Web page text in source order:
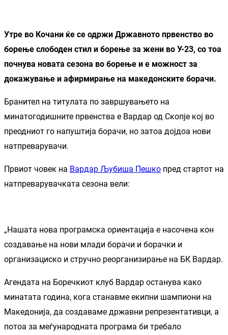
Утре во Кочани ќе се одржи Државното првенство во
борење слободен стил и борење за жени во У-23, со тоа
почнува новата сезона во борење и е можност за
докажување и афирмирање на македонските борачи.
Бранител на титулата по завршувањето на
минатогодишните првенства е Вардар од Скопје кој во
преодниот го напуштија борачи, но затоа дојдоа нови
натпреварувачи.
Првиот човек на Вардар Љубиша Пешко пред стартот на
натпреварувачката сезона вели:
„Нашата нова програмска ориентација е насочена кон
создавање на нови млади борачи и борачки и
организациско и стручно реорганизирање на БК Вардар.
Агендата на Боречкиот клуб Вардар останува како
минатата година, кога станавме екипни шампиони на
Македонија, да создаваме државни репрезентативци, а
потоа за меѓународната програма би требало